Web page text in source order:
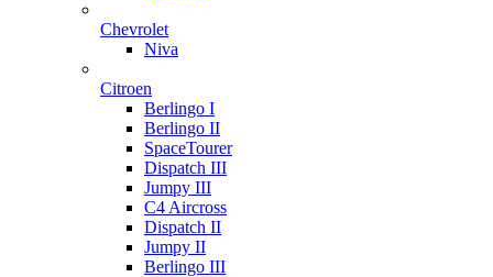
Chevrolet
Niva
Citroen
Berlingo I
Berlingo II
SpaceTourer
Dispatch III
Jumpy III
C4 Aircross
Dispatch II
Jumpy II
Berlingo III